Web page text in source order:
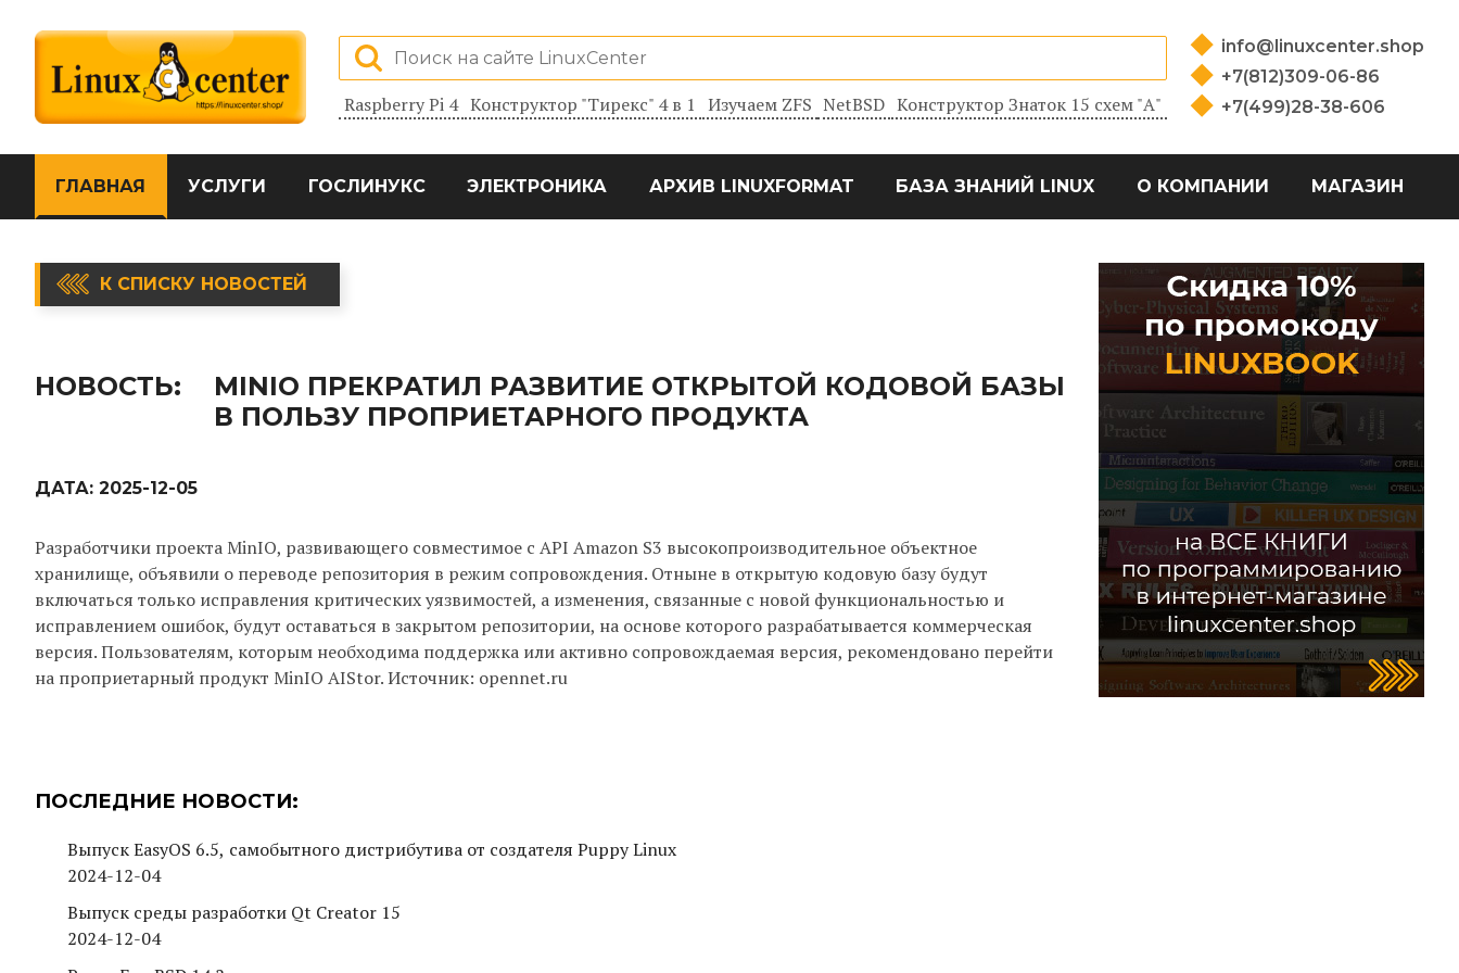
Raspberry Pi 4 Конструктор "Тирекс" 4 в 1 Изучаем ZFS NetBSD Конструктор Знаток 15 схем "А"
info@linuxcenter.shop
+7(812)309-06-86
+7(499)28-38-606
ГЛАВНАЯ УСЛУГИ ГОСЛИНУКС ЭЛЕКТРОНИКА АРХИВ LINUXFORMAT БАЗА ЗНАНИЙ LINUX О КОМПАНИИ МАГАЗИН
К СПИСКУ НОВОСТЕЙ
НОВОСТЬ:
MINIO ПРЕКРАТИЛ РАЗВИТИЕ ОТКРЫТОЙ КОДОВОЙ БАЗЫ
В ПОЛЬЗУ ПРОПРИЕТАРНОГО ПРОДУКТА
ДАТА: 2025-12-05
Разработчики проекта MinIO, развивающего совместимое с API Amazon S3 высокопроизводительное объектное
хранилище, объявили о переводе репозитория в режим сопровождения. Отныне в открытую кодовую базу будут
включаться только исправления критических уязвимостей, а изменения, связанные с новой функциональностью и
исправлением ошибок, будут оставаться в закрытом репозитории, на основе которого разрабатывается коммерческая
версия. Пользователям, которым необходима поддержка или активно сопровождаемая версия, рекомендовано перейти
на проприетарный продукт MinIO AIStor. Источник: opennet.ru
ПОСЛЕДНИЕ НОВОСТИ:
Выпуск EasyOS 6.5, самобытного дистрибутива от создателя Puppy Linux
2024-12-04
Выпуск среды разработки Qt Creator 15
2024-12-04